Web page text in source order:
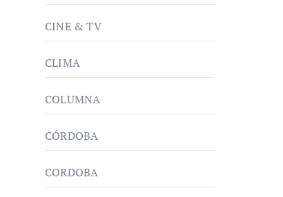
CINE & TV
CLIMA
COLUMNA
CÓRDOBA
CORDOBA